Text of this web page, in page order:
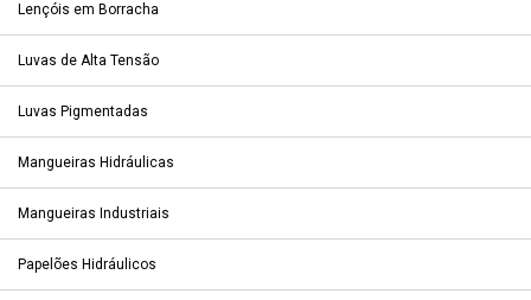
Lençóis em Borracha
Luvas de Alta Tensão
Luvas Pigmentadas
Mangueiras Hidráulicas
Mangueiras Industriais
Papelões Hidráulicos